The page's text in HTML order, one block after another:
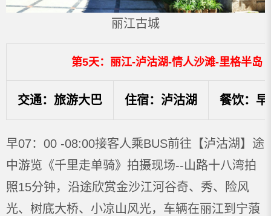
丽江古城
第5天：丽江-泸沽湖-情人沙滩-里格半岛
交通：旅游大巴 住宿：泸沽湖 餐饮：
早07：00 -08:00接客人乘BUS前往【泸沽湖】途
中游览《千里走单骑》拍摄现场--山路十八湾拍
照15分钟，沿途欣赏金沙江河谷奇、秀、险风
光、树底大桥、小凉山风光，车辆在丽江到宁蒗